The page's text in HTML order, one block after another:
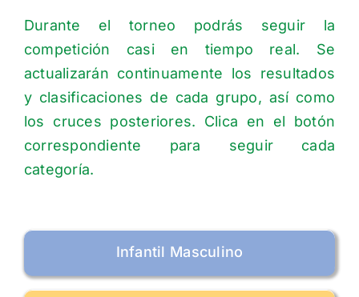
Durante el torneo podrás seguir la
competición casi en tiempo real. Se
actualizarán continuamente los resultados
y clasificaciones de cada grupo, así como
los cruces posteriores. Clica en el botón
correspondiente para seguir cada
categoría.
Infantil Masculino